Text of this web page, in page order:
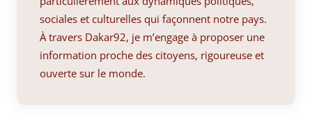
sociales et culturelles qui façonnent notre pays.
À travers Dakar92, je m’engage à proposer une
information proche des citoyens, rigoureuse et
ouverte sur le monde.